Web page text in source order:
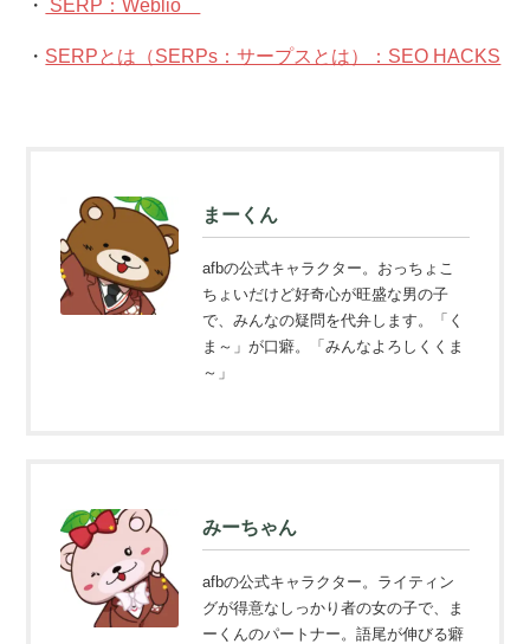
・ SERP：Weblio
・ SERPとは（SERPs：サープスとは）：SEO HACKS
まーくん
afbの公式キャラクター。おっちょこ
ちょいだけど好奇心が旺盛な男の子
で、みんなの疑問を代弁します。「く
ま～」が口癖。「みんなよろしくくま
～」
みーちゃん
afbの公式キャラクター。ライティン
グが得意なしっかり者の女の子で、ま
ーくんのパートナー。語尾が伸びる癖